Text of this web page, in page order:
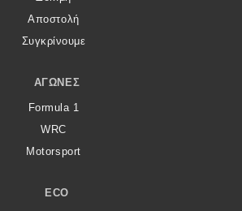
Αποστολή
Συγκρίνουμε
ΑΓΏΝΕΣ
Formula 1
WRC
Motorsport
ECO